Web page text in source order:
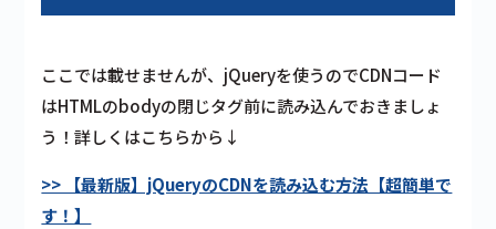
ここでは載せませんが、jQueryを使うのでCDNコード
はHTMLのbodyの閉じタグ前に読み込んでおきましょ
う！詳しくはこちらから↓
>> 【最新版】jQueryのCDNを読み込む方法【超簡単で
す！】